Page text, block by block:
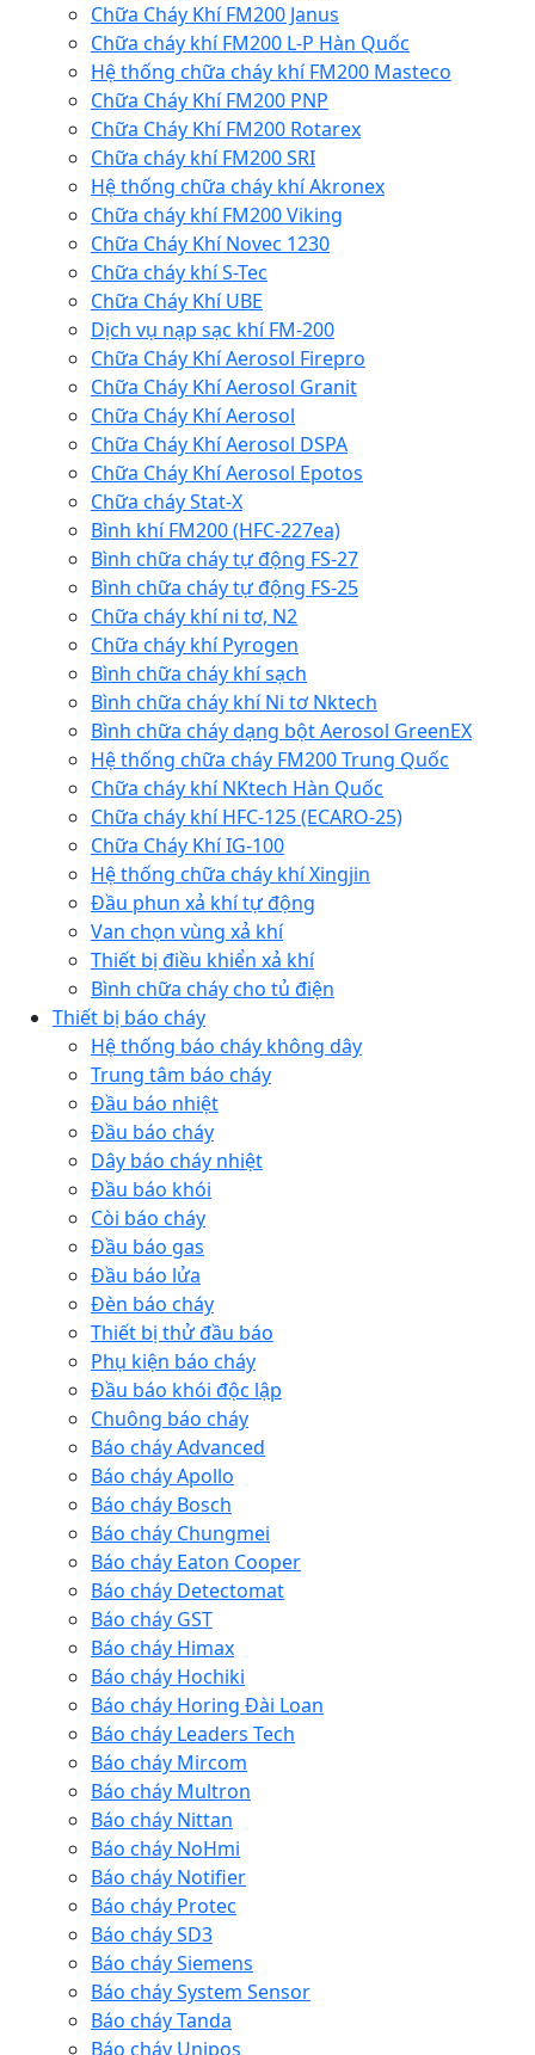
Chữa Cháy Khí FM200 Janus
Chữa cháy khí FM200 L-P Hàn Quốc
Hệ thống chữa cháy khí FM200 Masteco
Chữa Cháy Khí FM200 PNP
Chữa Cháy Khí FM200 Rotarex
Chữa cháy khí FM200 SRI
Hệ thống chữa cháy khí Akronex
Chữa cháy khí FM200 Viking
Chữa Cháy Khí Novec 1230
Chữa cháy khí S-Tec
Chữa Cháy Khí UBE
Dịch vụ nạp sạc khí FM-200
Chữa Cháy Khí Aerosol Firepro
Chữa Cháy Khí Aerosol Granit
Chữa Cháy Khí Aerosol
Chữa Cháy Khí Aerosol DSPA
Chữa Cháy Khí Aerosol Epotos
Chữa cháy Stat-X
Bình khí FM200 (HFC-227ea)
Bình chữa cháy tự động FS-27
Bình chữa cháy tự động FS-25
Chữa cháy khí ni tơ, N2
Chữa cháy khí Pyrogen
Bình chữa cháy khí sạch
Bình chữa cháy khí Ni tơ Nktech
Bình chữa cháy dạng bột Aerosol GreenEX
Hệ thống chữa cháy FM200 Trung Quốc
Chữa cháy khí NKtech Hàn Quốc
Chữa cháy khí HFC-125 (ECARO-25)
Chữa Cháy Khí IG-100
Hệ thống chữa cháy khí Xingjin
Đầu phun xả khí tự động
Van chọn vùng xả khí
Thiết bị điều khiển xả khí
Bình chữa cháy cho tủ điện
Thiết bị báo cháy
Hệ thống báo cháy không dây
Trung tâm báo cháy
Đầu báo nhiệt
Đầu báo cháy
Dây báo cháy nhiệt
Đầu báo khói
Còi báo cháy
Đầu báo gas
Đầu báo lửa
Đèn báo cháy
Thiết bị thử đầu báo
Phụ kiện báo cháy
Đầu báo khói độc lập
Chuông báo cháy
Báo cháy Advanced
Báo cháy Apollo
Báo cháy Bosch
Báo cháy Chungmei
Báo cháy Eaton Cooper
Báo cháy Detectomat
Báo cháy GST
Báo cháy Himax
Báo cháy Hochiki
Báo cháy Horing Đài Loan
Báo cháy Leaders Tech
Báo cháy Mircom
Báo cháy Multron
Báo cháy Nittan
Báo cháy NoHmi
Báo cháy Notifier
Báo cháy Protec
Báo cháy SD3
Báo cháy Siemens
Báo cháy System Sensor
Báo cháy Tanda
Báo cháy Unipos